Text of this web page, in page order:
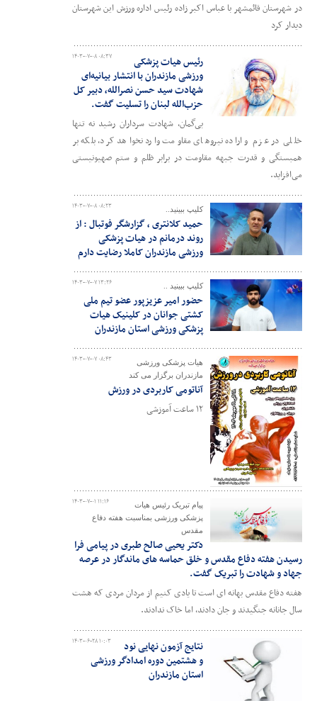
در شهرستان قائمشهر با عباس اکبر زاده رئیس اداره ورزش این شهرستان
دیدار کرد
۱۴۰۳-۰۷-۰۸ ۰۸:۳۷
رئیس هیات پزشکی
ورزشی مازندران با انتشار بیانیه‌ای
شهادت سید حسن نصرالله، دبیر کل
حزب‌الله لبنان را تسلیت گفت.
بی‌گمان، شهادت سرداران رشید نه تنها
خللی در عزم و اراده نیروهای مقاومت وارد نخواهد کرد، بلکه بر
همبستگی و قدرت جبهه مقاومت در برابر ظلم و ستم صهیونیستی
می‌افزاید.
۱۴۰۳-۰۷-۰۸ ۰۸:۲۳ کلیپ ببینید..
حمید کلانتری ، گزارشگر فوتبال : از
روند درمانم در هیات پزشکی
ورزشی مازندران کاملا رضایت دارم
۱۴۰۳-۰۷-۰۷ ۱۳:۲۶ کلیپ ببینید ..
حضور امیر عزیزپور عضو تیم ملی
کشتی جوانان در کلینیک هیات
پزشکی ورزشی استان مازندران
۱۴۰۳-۰۷-۰۷ ۰۸:۴۳
هیات پزشکی ورزشی
مازندران برگزار می کند
آناتومی کاربردی در ورزش
۱۲ ساعت آموزشی
۱۴۰۳-۰۷-۰۱ ۱۱:۱۶
پیام تبریک رئیس هیات
پزشکی ورزشی بمناسبت هفته دفاع
مقدس
دکتر یحیی صالح طبری در پیامی فرا
رسیدن هفته دفاع مقدس و خلق حماسه های ماندگار در عرصه
جهاد و شهادت را تبریک گفت.
هفته دفاع مقدس بهانه ای است تا یادی کنیم از مردان مردی که هشت
سال جانانه جنگیدند و جان دادند، اما خاک ندادند.
۱۴۰۳-۰۶-۲۸ ۱۰:۰۳
نتایج آزمون نهایی نود
و هشتمین دوره امدادگر ورزشی
استان مازندران